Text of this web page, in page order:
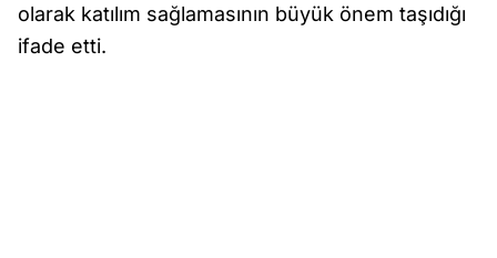
olarak katılım sağlamasının büyük önem taşıdığı
ifade etti.